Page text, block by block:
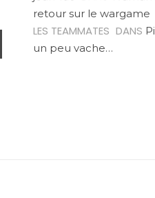
retour sur le wargame
LES TEAMMATES DANS
un peu vache…